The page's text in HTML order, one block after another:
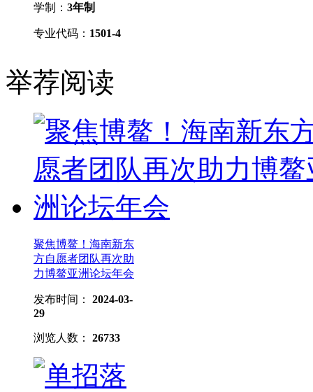
学制： 3年制
专业代码： 1501-4
举荐阅读
聚焦博鳌！海南新东
方自愿者团队再次助
力博鳌亚洲论坛年会
发布时间： 2024-03-
29
浏览人数： 26733